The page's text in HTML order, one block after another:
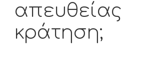
απευθείας
κράτηση;